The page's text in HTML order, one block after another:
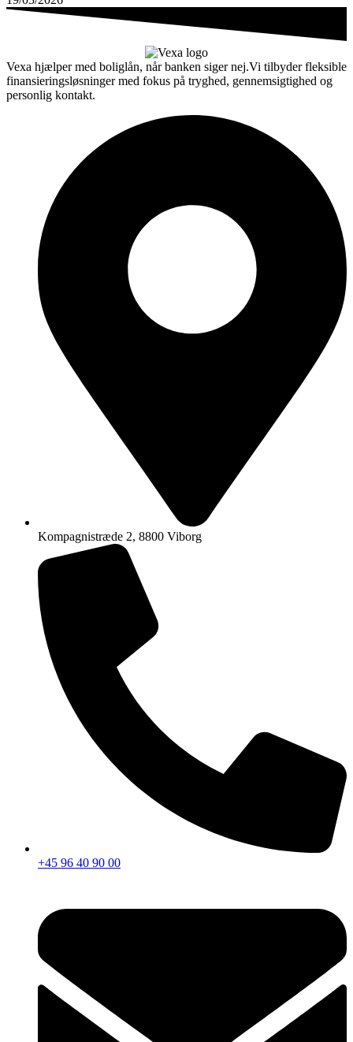
Vexa hjælper med boliglån, når banken siger nej.Vi tilbyder fleksible
finansieringsløsninger med fokus på tryghed, gennemsigtighed og
personlig kontakt.
Kompagnistræde 2, 8800 Viborg
+45 96 40 90 00